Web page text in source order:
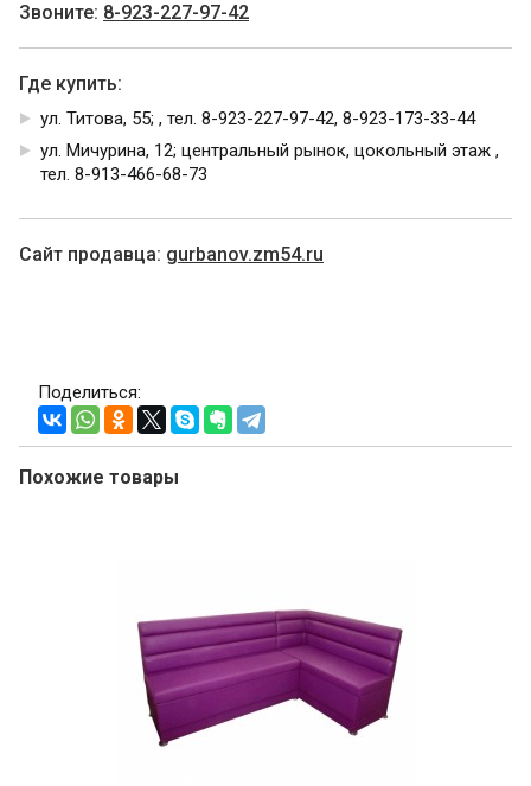
Звоните: 8-923-227-97-42
Где купить:
ул. Титова, 55; , тел. 8-923-227-97-42, 8-923-173-33-44
ул. Мичурина, 12; центральный рынок, цокольный этаж ,
тел. 8-913-466-68-73
Cайт продавца: gurbanov.zm54.ru
Поделиться:
Похожие товары